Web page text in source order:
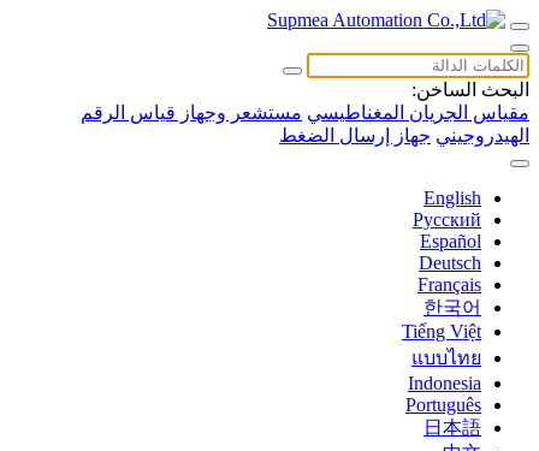
البحث الساخن:
مقياس الجريان المغناطيسي مستشعر وجهاز قياس الرقم
الهيدروجيني جهاز إرسال الضغط
English
Русский
Español
Deutsch
Français
한국어
Tiếng Việt
แบบไทย
Indonesia
Português
日本語